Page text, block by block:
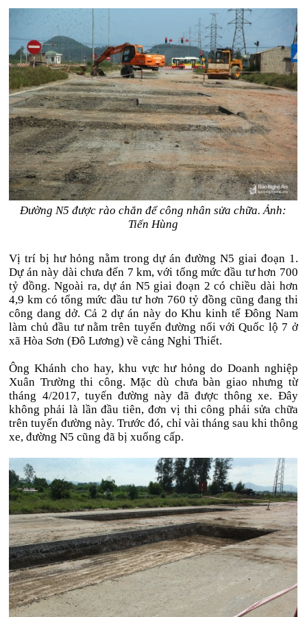
Đường N5 được rào chắn để công nhân sửa chữa. Ảnh:
Tiến Hùng
Vị trí bị hư hỏng nằm trong dự án đường N5 giai đoạn 1.
Dự án này dài chưa đến 7 km, với tổng mức đầu tư hơn 700
tỷ đồng. Ngoài ra, dự án N5 giai đoạn 2 có chiều dài hơn
4,9 km có tổng mức đầu tư hơn 760 tỷ đồng cũng đang thi
công dang dở. Cả 2 dự án này do Khu kinh tế Đông Nam
làm chủ đầu tư nằm trên tuyến đường nối với Quốc lộ 7 ở
xã Hòa Sơn (Đô Lương) về cảng Nghi Thiết.
Ông Khánh cho hay, khu vực hư hỏng do Doanh nghiệp
Xuân Trường thi công. Mặc dù chưa bàn giao nhưng từ
tháng 4/2017, tuyến đường này đã được thông xe. Đây
không phải là lần đầu tiên, đơn vị thi công phải sửa chữa
trên tuyến đường này. Trước đó, chỉ vài tháng sau khi thông
xe, đường N5 cũng đã bị xuống cấp.